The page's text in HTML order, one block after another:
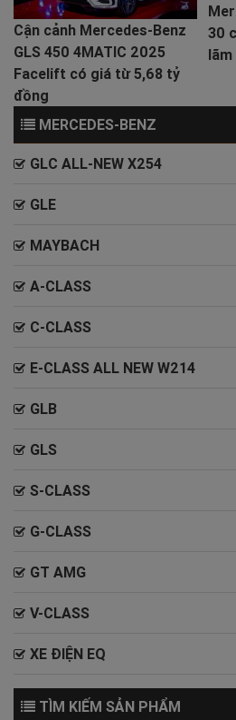
Cận cảnh Mercedes-Benz
GLS 450 4MATIC 2025
Facelift có giá từ 5,68 tỷ
đồng
30
MERCEDES-BENZ
GLC ALL-NEW X254
GLE
MAYBACH
A-CLASS
C-CLASS
E-CLASS ALL NEW W214
GLB
GLS
S-CLASS
G-CLASS
GT AMG
V-CLASS
XE ĐIỆN EQ
TÌM KIẾM SẢN PHẨM